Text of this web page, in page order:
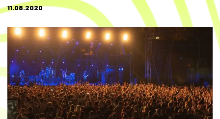
11.08.2020